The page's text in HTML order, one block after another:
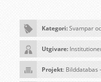
Kategori:Svampar
Utgivare:
Projekt: Bilddatabas